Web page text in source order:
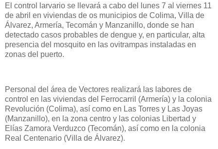
El control larvario se llevará a cabo del lunes 7 al viernes 11
de abril en viviendas de os municipios de Colima, Villa de
Álvarez, Armería, Tecomán y Manzanillo, donde se han
detectado casos probables de dengue y, en particular, alta
presencia del mosquito en las ovitrampas instaladas en
zonas del puerto.
Personal del área de Vectores realizará las labores de
control en las viviendas del Ferrocarril (Armería) y la colonia
Revolución (Colima), así como en Las Torres y Las Joyas
(Manzanillo), en la zona centro y las colonias Libertad y
Elías Zamora Verduzco (Tecomán), así como en la colonia
Real Centenario (Villa de Álvarez).